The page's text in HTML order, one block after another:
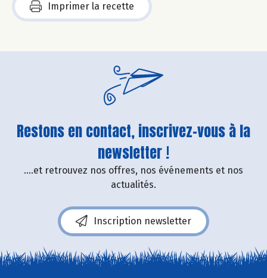
Imprimer la recette
Restons en contact, inscrivez-vous à la
newsletter !
....et retrouvez nos offres, nos événements et nos
actualités.
Inscription newsletter